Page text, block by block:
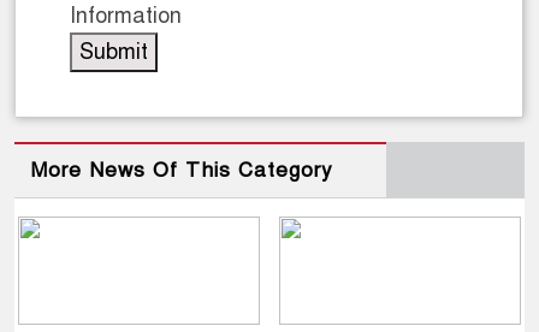
Information
More News Of This Category